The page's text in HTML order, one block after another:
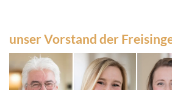
unser Vorstand der